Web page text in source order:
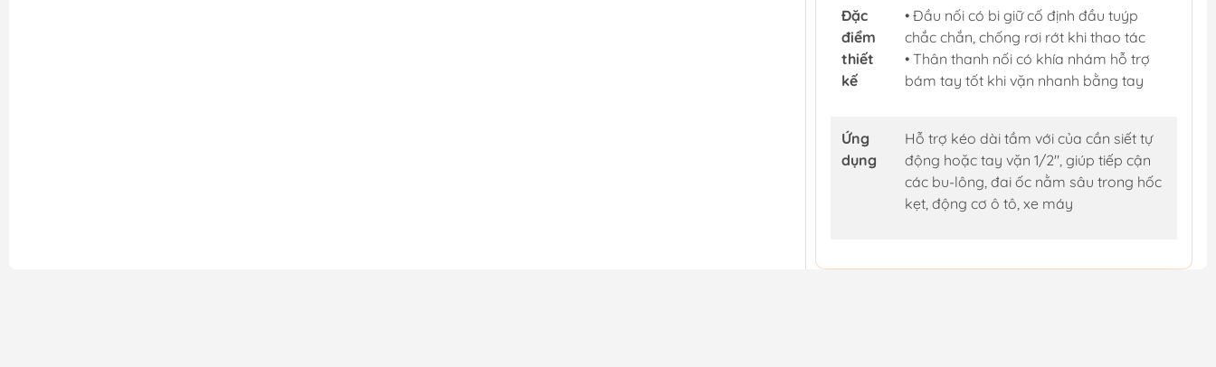
Đặc
điểm
thiết
kế
• Đầu nối có bi giữ cố định đầu tuýp
chắc chắn, chống rơi rớt khi thao tác
• Thân thanh nối có khía nhám hỗ trợ
bám tay tốt khi vặn nhanh bằng tay
Ứng
dụng
Hỗ trợ kéo dài tầm với của cần siết tự
động hoặc tay vặn 1/2", giúp tiếp cận
các bu-lông, đai ốc nằm sâu trong hốc
kẹt, động cơ ô tô, xe máy